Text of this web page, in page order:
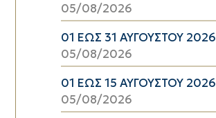
05/08/2026
01 ΕΩΣ 31 ΑΥΓΟΥΣΤΟΥ 2026
05/08/2026
01 ΕΩΣ 15 ΑΥΓΟΥΣΤΟΥ 2026
05/08/2026